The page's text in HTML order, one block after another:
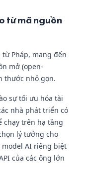
từ mã nguồn
Pháp, mang đến
mở (open-
thước nhỏ gọn.
sự tối ưu hóa tài
nhà phát triển có
chạy trên hạ tầng
lý tưởng cho
AI riêng biệt
của các ông lớn